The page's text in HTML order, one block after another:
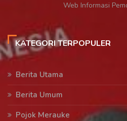
Web Informasi
KATEGORI TERPOPULER
Berita Utama
Berita Umum
Pojok Merauke